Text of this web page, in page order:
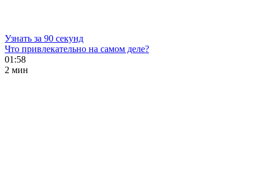
Узнать за 90 секунд
Что привлекательно на самом деле?
01:58
2 мин